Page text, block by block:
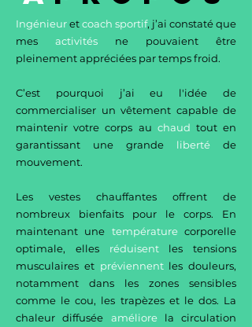
Ingénieuretcoach sportif, j’ai constaté que
mes activités ne pouvaient être
pleinement appréciées par temps froid.
C’est pourquoi j’ai eu l'idée de
commercialiser un vêtement capable de
maintenir votre corps au chaud tout en
garantissant une grande liberté de
mouvement.
Les vestes chauffantes offrent de
nombreux bienfaits pour le corps. En
maintenant une températurecorporelle
optimale, elles réduisentles tensions
musculaires et préviennentles douleurs,
notamment dans les zones sensibles
comme le cou, les trapèzes et le dos. La
chaleur diffusée améliore la circulation